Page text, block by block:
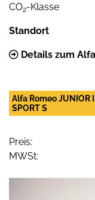
CO2-Klasse
Standort
Details zum
Alfa Romeo JUNIOR
SPORT S
Preis:
MWSt: